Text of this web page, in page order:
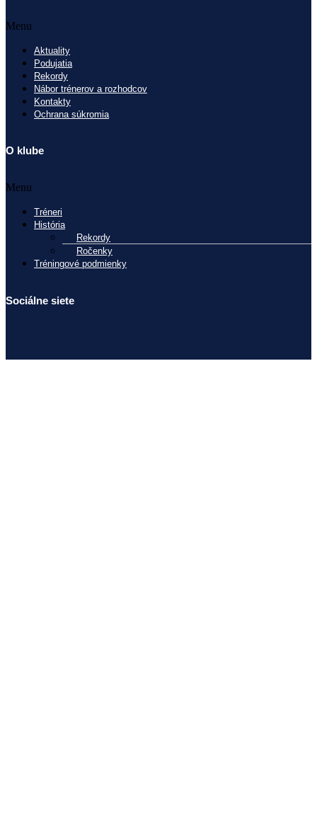
Menu
Aktuality
Podujatia
Rekordy
Nábor trénerov a rozhodcov
Kontakty
Ochrana súkromia
O klube
Menu
Tréneri
História
Rekordy
Ročenky
Tréningové podmienky
Sociálne siete